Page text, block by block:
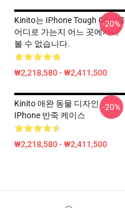
Kinito는 IPhone Tough Case를
어디로 가는지 어느 곳에서나
볼 수 없습니다.
₩2,218,580 - ₩2,411,500
-20%
Kinito 애완 동물 디자인
IPhone 반죽 케이스
₩2,218,580 - ₩2,411,500
-20%